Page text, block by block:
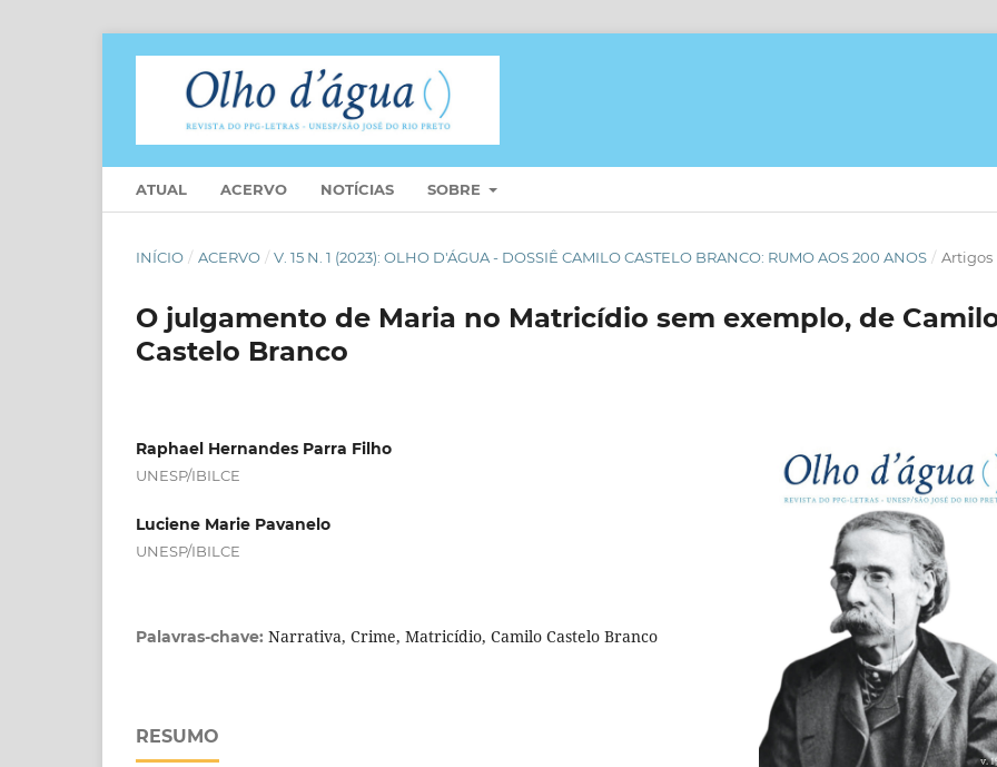
ATUAL ACERVO NOTÍCIAS SOBRE
INÍCIO / ACERVO / V. 15 N. 1 (2023): OLHO D'ÁGUA - DOSSIÊ CAMILO CASTELO BRANCO: RUMO AOS 200 ANOS / Artigos
O julgamento de Maria no Matricídio sem exemplo, de
Castelo Branco
Raphael Hernandes Parra Filho
UNESP/IBILCE
Luciene Marie Pavanelo
UNESP/IBILCE
Palavras-chave: Narrativa, Crime, Matricídio, Camilo Castelo Branco
RESUMO